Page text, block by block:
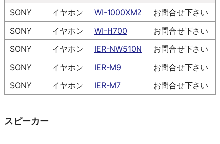
SONY
イヤホン WI-1000XM2
お問合せ下さい
SONY
イヤホン WI-H700
お問合せ下さい
SONY
イヤホン IER-NW510N
お問合せ下さい
SONY
イヤホン IER-M9
お問合せ下さい
SONY
イヤホン IER-M7 お問合せ下さい
スピーカー